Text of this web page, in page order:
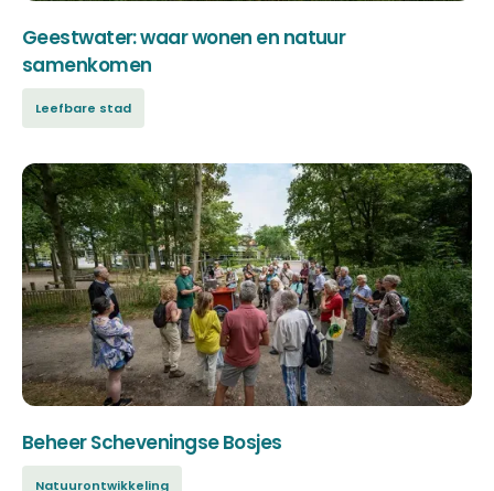
Geestwater: waar wonen en natuur
samenkomen
Leefbare stad
Beheer Scheveningse Bosjes
Natuurontwikkeling